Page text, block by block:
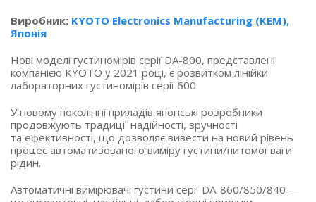
Виробник: KYOTO Electronics Manufacturing (KEM),
Японія
Нові моделі густиномірів серії DA-800, представлені
компанією KYOTO у 2021 році, є розвитком лінійки
лабораторних густиномірів серії 600.
У новому поколінні приладів японські розробники
продовжують традиції надійності, зручності
та ефективності, що дозволяє вивести на новий рівень
процес автоматизованого виміру густини/питомої ваги
рідин.
Автоматичні вимірювачі густини серії DA-860/850/840 —